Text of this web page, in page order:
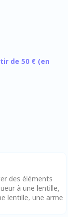
de 50 € (en
des éléments
à une lentille,
lentille, une arme